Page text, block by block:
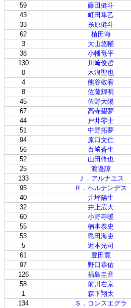
59
藤田健斗
43
町田隼乙
33
糸原健斗
62
植田海
3
大山悠輔
38
小幡竜平
130
川﨑俊哲
0
木浪聖也
4
熊谷敬宥
8
佐藤輝明
45
佐野大陽
67
髙寺望夢
44
戸井零士
51
中野拓夢
94
原口文仁
56
百﨑蒼生
52
山田脩也
25
渡邉諒
133
Ｊ．アルナエス
95
Ｒ．ヘルナンデス
40
井坪陽生
32
井上広大
60
小野寺暖
55
楠本泰史
53
島田海吏
5
近本光司
61
豊田寛
97
野口恭佑
126
福島圭音
58
前川右京
1
森下翔太
134
Ｓ．コンスエグラ